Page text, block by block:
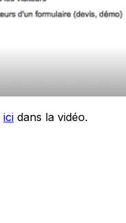
ici dans la vidéo.